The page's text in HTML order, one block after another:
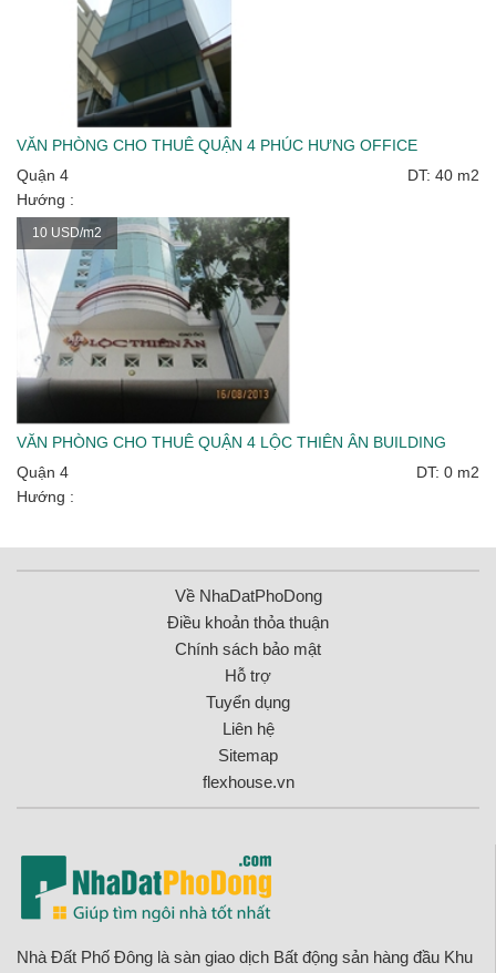
VĂN PHÒNG CHO THUÊ QUẬN 4 PHÚC HƯNG OFFICE
Quận 4
DT: 40 m2
Hướng :
10 USD/m2
VĂN PHÒNG CHO THUÊ QUẬN 4 LỘC THIÊN ÂN BUILDING
Quận 4
DT: 0 m2
Hướng :
Về NhaDatPhoDong
Điều khoản thỏa thuận
Chính sách bảo mật
Hỗ trợ
Tuyển dụng
Liên hệ
Sitemap
flexhouse.vn
Nhà Đất Phố Đông là sàn giao dịch Bất động sản hàng đầu Khu